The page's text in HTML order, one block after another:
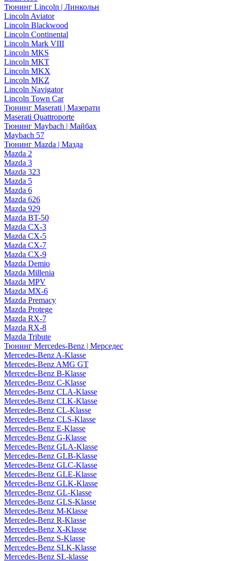
Тюнинг Lincoln | Линкольн
Lincoln Aviator
Lincoln Blackwood
Lincoln Continental
Lincoln Mark VIII
Lincoln MKS
Lincoln MKT
Lincoln MKX
Lincoln MKZ
Lincoln Navigator
Lincoln Town Car
Тюнинг Maserati | Мазерати
Maserati Quattroporte
Тюнинг Maybach | Майбах
Maybach 57
Тюнинг Mazda | Мазда
Mazda 2
Mazda 3
Mazda 323
Mazda 5
Mazda 6
Mazda 626
Mazda 929
Mazda BT-50
Mazda CX-3
Mazda CX-5
Mazda CX-7
Mazda CX-9
Mazda Demio
Mazda Millenia
Mazda MPV
Mazda MX-6
Mazda Premacy
Mazda Protege
Mazda RX-7
Mazda RX-8
Mazda Tribute
Тюнинг Mercedes-Benz | Мерседес
Mercedes-Benz A-Klasse
Mercedes-Benz AMG GT
Mercedes-Benz B-Klasse
Mercedes-Benz C-Klasse
Mercedes-Benz CLA-Klasse
Mercedes-Benz CLK-Klasse
Mercedes-Benz CL-Klasse
Mercedes-Benz CLS-Klasse
Mercedes-Benz E-Klasse
Mercedes-Benz G-Klasse
Mercedes-Benz GLA-Klasse
Mercedes-Benz GLB-Klasse
Mercedes-Benz GLC-Klasse
Mercedes-Benz GLE-Klasse
Mercedes-Benz GLK-Klasse
Mercedes-Benz GL-Klasse
Mercedes-Benz GLS-Klasse
Mercedes-Benz M-Klasse
Mercedes-Benz R-Klasse
Mercedes-Benz X-Klasse
Mercedes-Benz S-Klasse
Mercedes-Benz SLK-Klasse
Mercedes-Benz SL-klasse